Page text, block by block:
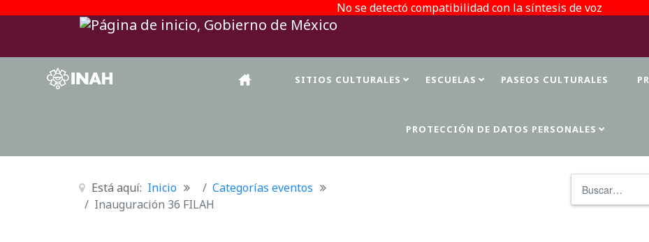
No se detectó compatibilidad con la síntesis de voz
SITIOS CULTURALES ESCUELAS PASEOS CULTURALES
PROTECCIÓN DE DATOS PERSONALES
Está aquí: Inicio
Categorías eventos
Inauguración 36 FILAH